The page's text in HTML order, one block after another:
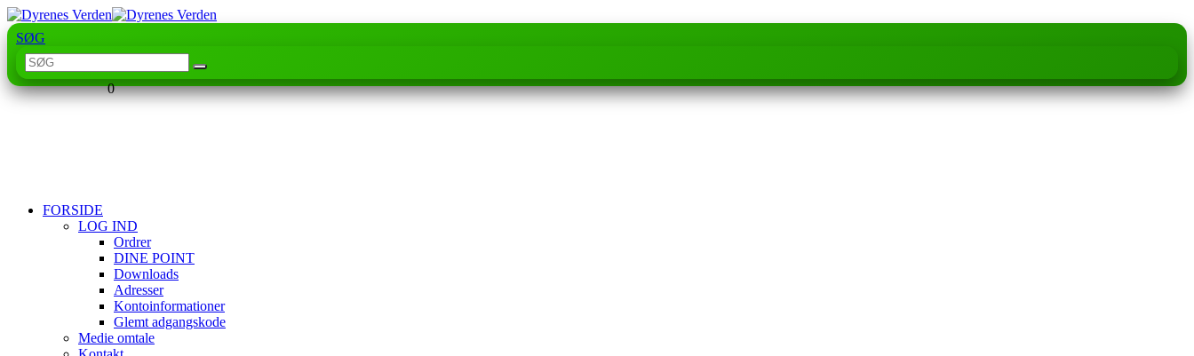
SØG
0
FORSIDE
LOG IND
Ordrer
DINE POINT
Downloads
Adresser
Kontoinformationer
Glemt adgangskode
Medie omtale